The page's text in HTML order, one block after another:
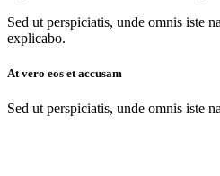
Sed ut perspiciatis, unde omnis iste
explicabo.
At vero eos et accusam
Sed ut perspiciatis, unde omnis iste